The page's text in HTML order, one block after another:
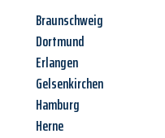
Braunschweig
Dortmund
Erlangen
Gelsenkirchen
Hamburg
Herne